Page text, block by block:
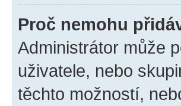
Proč nemohu
Administrátor může
uživatele, nebo
těchto možností,